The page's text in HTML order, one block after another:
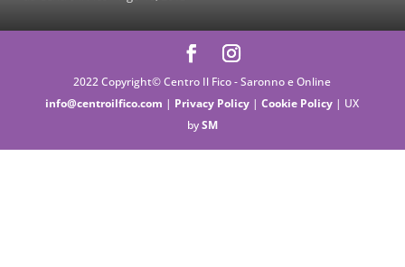
2022 Copyright© Centro Il Fico - Saronno e Online
info@centroilfico.com | Privacy Policy |Cookie Policy | UX
bySM